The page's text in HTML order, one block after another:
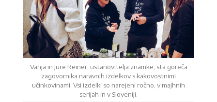
Vanja in Jure Reiner, ustanovitelja znamke, sta goreča
zagovornika naravnih izdelkov s kakovostnimi
učinkovinami. Vsi izdelki so narejeni ročno, v majhnih
serijah in v Sloveniji.